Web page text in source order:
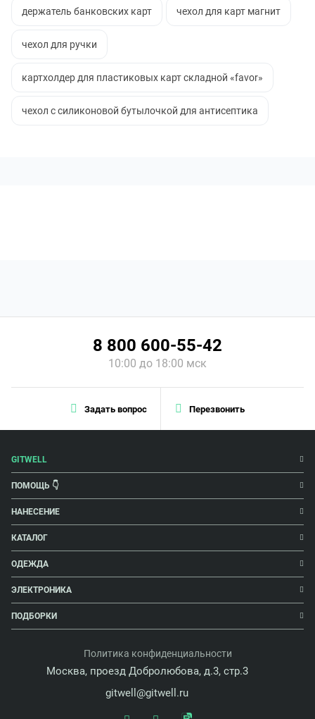
держатель банковских карт чехол для карт магнит
чехол для ручки
картхолдер для пластиковых карт складной «favor»
чехол с силиконовой бутылочкой для антисептика
Задать вопрос Перезвонить
8 800 600-55-42
10:00 до 18:00 мск
GITWELL
ПОМОЩЬ 👇
НАНЕСЕНИЕ
КАТАЛОГ
ОДЕЖДА
ЭЛЕКТРОНИКА
ПОДБОРКИ
Политика конфиденциальности
Москва, проезд Добролюбова, д.3, стр.3
gitwell@gitwell.ru